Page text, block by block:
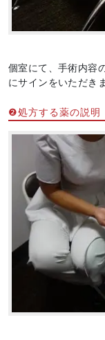
個室にて、手術内容
にサインをいただきま
❷処方する薬の説明